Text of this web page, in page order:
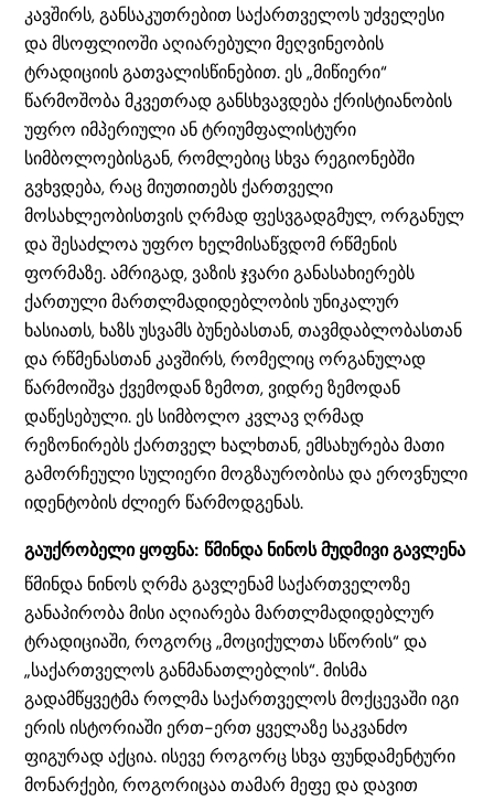
კავშირს, განსაკუთრებით საქართველოს უძველესი
და მსოფლიოში აღიარებული მეღვინეობის
ტრადიციის გათვალისწინებით. ეს „მიწიერი“
წარმოშობა მკვეთრად განსხვავდება ქრისტიანობის
უფრო იმპერიული ან ტრიუმფალისტური
სიმბოლოებისგან, რომლებიც სხვა რეგიონებში
გვხვდება, რაც მიუთითებს ქართველი
მოსახლეობისთვის ღრმად ფესვგადგმულ, ორგანულ
და შესაძლოა უფრო ხელმისაწვდომ რწმენის
ფორმაზე. ამრიგად, ვაზის ჯვარი განასახიერებს
ქართული მართლმადიდებლობის უნიკალურ
ხასიათს, ხაზს უსვამს ბუნებასთან, თავმდაბლობასთან
და რწმენასთან კავშირს, რომელიც ორგანულად
წარმოიშვა ქვემოდან ზემოთ, ვიდრე ზემოდან
დაწესებული. ეს სიმბოლო კვლავ ღრმად
რეზონირებს ქართველ ხალხთან, ემსახურება მათი
გამორჩეული სულიერი მოგზაურობისა და ეროვნული
იდენტობის ძლიერ წარმოდგენას.
გაუქრობელი ყოფნა: წმინდა ნინოს მუდმივი გავლენა
წმინდა ნინოს ღრმა გავლენამ საქართველოზე
განაპირობა მისი აღიარება მართლმადიდებლურ
ტრადიციაში, როგორც „მოციქულთა სწორის“ და
„საქართველოს განმანათლებლის“. მისმა
გადამწყვეტმა როლმა საქართველოს მოქცევაში იგი
ერის ისტორიაში ერთ-ერთ ყველაზე საკვანძო
ფიგურად აქცია. ისევე როგორც სხვა ფუნდამენტური
მონარქები, როგორიცაა თამარ მეფე და დავით